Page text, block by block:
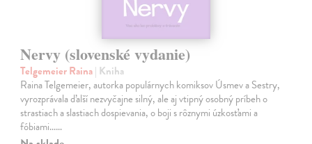
Nervy (slovenské vydanie)
Telgemeier Raina| Kniha
Raina Telgemeier, autorka populárnych komiksov Úsmev a Sestry,
vyrozprávala ďalší nezvyčajne silný, ale aj vtipný osobný príbeh o
strastiach a slastiach dospievania, o boji s rôznymi úzkosťami a
fóbiami...…